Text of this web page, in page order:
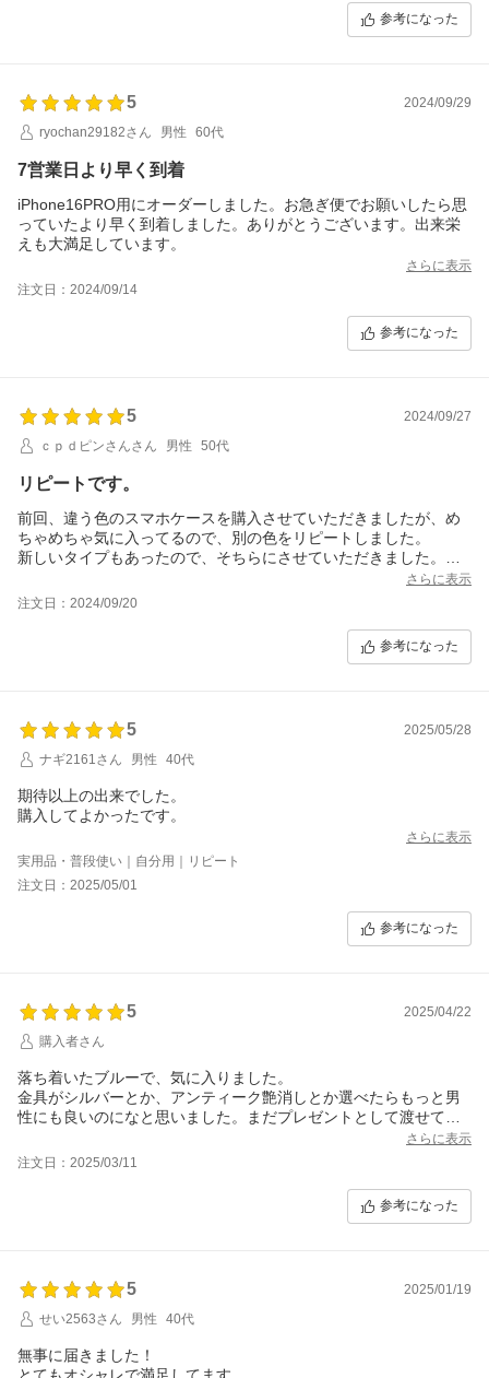
参考になった
5
2024/09/29
ryochan29182さん
男性 60代
7営業日より早く到着
iPhone16PRO用にオーダーしました。お急ぎ便でお願いしたら思
っていたより早く到着しました。ありがとうございます。出来栄
えも大満足しています。
さらに表示
注文日：2024/09/14
参考になった
5
2024/09/27
ｃｐｄピンさんさん
男性 50代
リピートです。
前回、違う色のスマホケースを購入させていただきましたが、め
ちゃめちゃ気に入ってるので、別の色をリピートしました。
新しいタイプもあったので、そちらにさせていただきました。
さらに表示
注文日：2024/09/20
参考になった
5
2025/05/28
ナギ2161さん
男性 40代
期待以上の出来でした。
購入してよかったです。
さらに表示
実用品・普段使い｜自分用｜リピート
注文日：2025/05/01
参考になった
5
2025/04/22
購入者さん
落ち着いたブルーで、気に入りました。
金具がシルバーとか、アンティーク艶消しとか選べたらもっと男
性にも良いのになと思いました。まだプレゼントとして渡せてま
せんが、きっと喜んでくれると思います。ありがとうございまし
た。
さらに表示
注文日：2025/03/11
参考になった
5
2025/01/19
せい2563さん
男性 40代
無事に届きました！
とてもオシャレで満足してます